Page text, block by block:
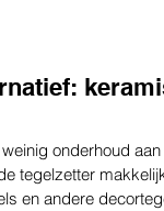
onderhoud
tegelzetter
en andere